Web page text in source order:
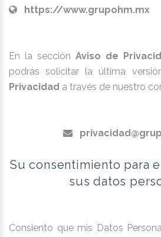
https://www.grupohm.mx
En la sección Aviso de
podrás solicitar la última
Privacidad a través de nuestro
Su consentimiento para
sus datos
Consiento que mis Datos